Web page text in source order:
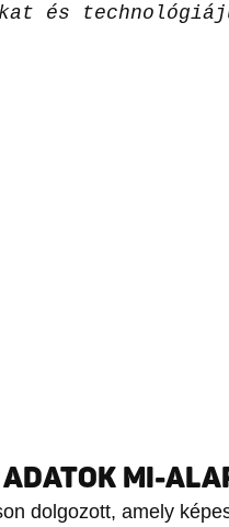
és
ADATOK MI-
dolgozott, amely